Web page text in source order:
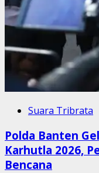
Suara Tribrata
Polda Banten
Karhutla 2026,
Bencana